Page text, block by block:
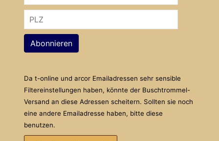
Abonnieren
Da t-online und arcor Emailadressen sehr sensible
Filtereinstellungen haben, könnte der Buschtrommel-
Versand an diese Adressen scheitern. Sollten sie noch
eine andere Emailadresse haben, bitte diese
benutzen.